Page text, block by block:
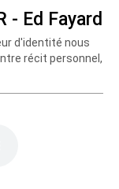
- Ed Fayard
d'identité nous
récit personnel,